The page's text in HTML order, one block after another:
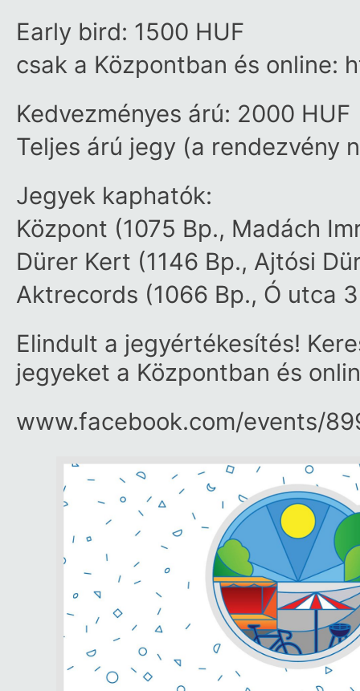
Early bird: 1500 HUF
csak a Központban és online:
Kedvezményes árú: 2000 HUF
Teljes árú jegy (a rendezvény
Jegyek kaphatók:
Központ (1075 Bp., Madách
Dürer Kert (1146 Bp., Ajtósi
Aktrecords (1066 Bp., Ó utca
Elindult a jegyértékesítés!
jegyeket a Központban és
www.facebook.com/​events/​